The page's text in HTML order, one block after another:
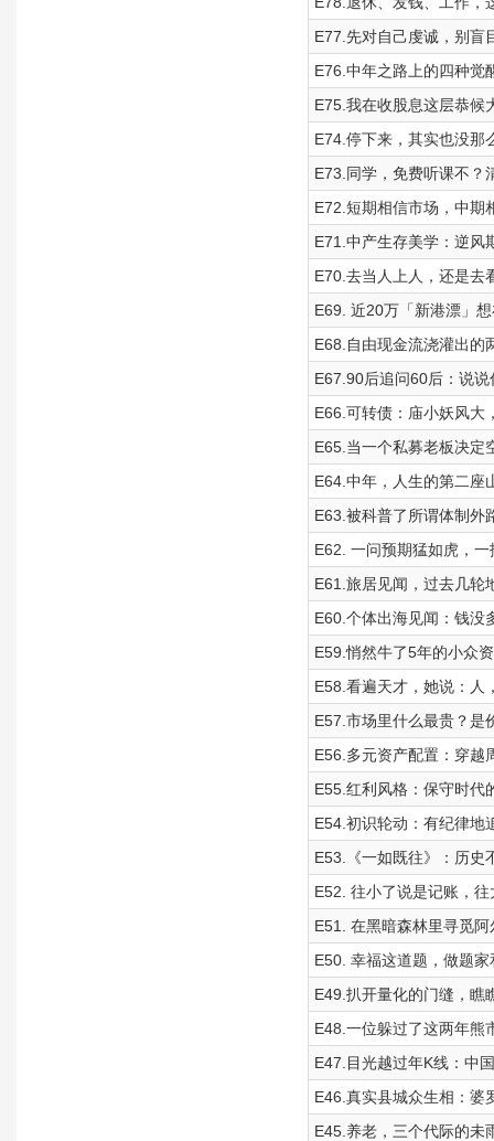
E77.先对自己虔诚，别盲
E76.中年之路上的四种觉
E75.我在收股息这层恭候
E74.停下来，其实也没那
E73.同学，免费听课不？
E72.短期相信市场，中期
E71.中产生存美学：逆风
E70.去当人上人，还是去
E69. 近20万「新港漂」
E68.自由现金流浇灌出的
E67.90后追问60后：说
E66.可转债：庙小妖风大
E65.当一个私募老板决定
E64.中年，人生的第二座
E63.被科普了所谓体制外
E62. 一问预期猛如虎，
E61.旅居见闻，过去几轮
E60.个体出海见闻：钱没
E59.悄然牛了5年的小众
E58.看遍天才，她说：人
E57.市场里什么最贵？是
E56.多元资产配置：穿越
E55.红利风格：保守时代
E54.初识轮动：有纪律地
E53.《一如既往》：历史
E52. 往小了说是记账，
E51. 在黑暗森林里寻觅
E50. 幸福这道题，做题
E49.扒开量化的门缝，瞧
E48.一位躲过了这两年熊
E47.目光越过年K线：中
E46.真实县城众生相：婆
E45.养老，三个代际的未